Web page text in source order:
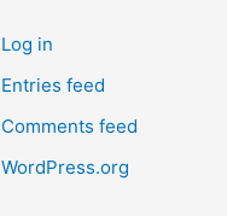
Log in
Entries feed
Comments feed
WordPress.org